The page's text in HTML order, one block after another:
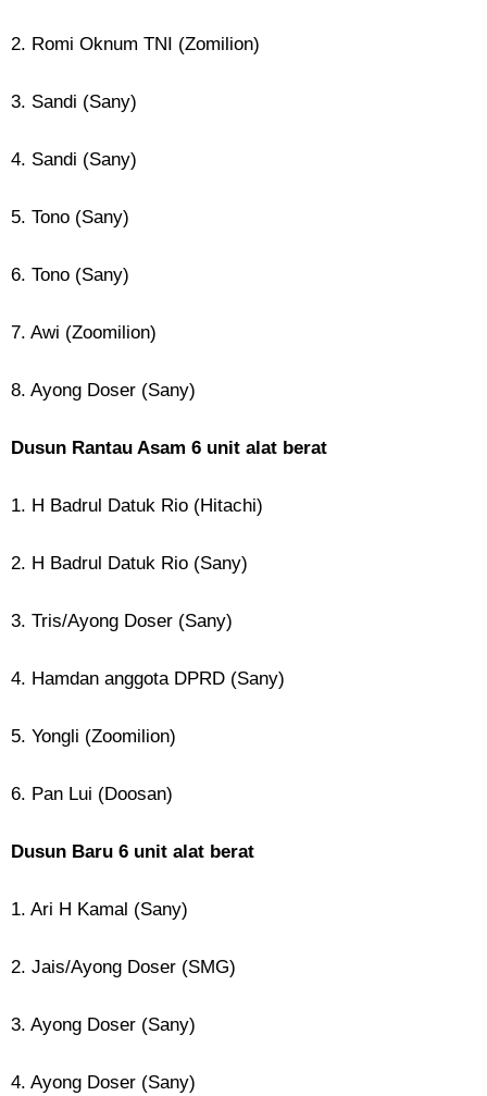
2. Romi Oknum TNI (Zomilion)
3. Sandi (Sany)
4. Sandi (Sany)
5. Tono (Sany)
6. Tono (Sany)
7. Awi (Zoomilion)
8. Ayong Doser (Sany)
Dusun Rantau Asam 6 unit alat berat
1. H Badrul Datuk Rio (Hitachi)
2. H Badrul Datuk Rio (Sany)
3. Tris/Ayong Doser (Sany)
4. Hamdan anggota DPRD (Sany)
5. Yongli (Zoomilion)
6. Pan Lui (Doosan)
Dusun Baru 6 unit alat berat
1. Ari H Kamal (Sany)
2. Jais/Ayong Doser (SMG)
3. Ayong Doser (Sany)
4. Ayong Doser (Sany)